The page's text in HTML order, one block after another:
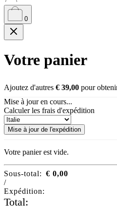
0
Votre panier
Ajoutez d'autres € 39,00 pour
Mise à jour en cours...
Calculer les frais d'expédition
Mise à jour de l'expédition
Votre panier est vide.
Sous-total: € 0,00
/
Expédition:
Total: